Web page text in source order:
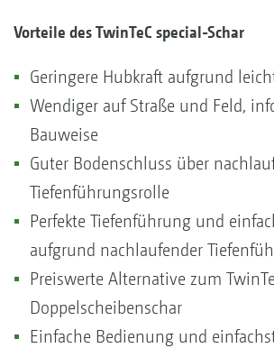
Vorteile des TwinTeC special-Schar
Geringere Hubkraft aufgrund
Wendiger auf Straße und Feld,
Bauweise
Guter Bodenschluss über
Tiefenführungsrolle
Perfekte Tiefenführung und
aufgrund nachlaufender
Preiswerte Alternative zum
Doppelscheibenschar
Einfache Bedienung und